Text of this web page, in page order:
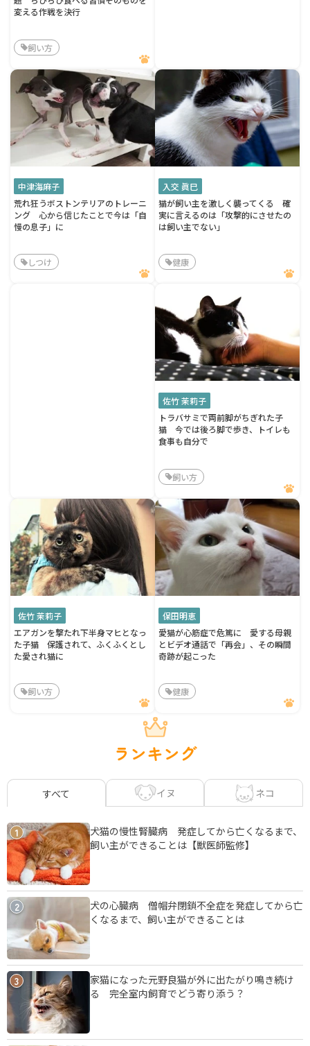
変える作戦を決行
飼い方
中津海麻子
荒れ狂うボストンテリアのトレーニ
ング 心から信じたことで今は「自
慢の息子」に
しつけ
入交 眞巳
猫が飼い主を激しく襲ってくる 確
実に言えるのは「攻撃的にさせたの
は飼い主でない」
健康
佐竹 茉莉子
トラバサミで両前脚がちぎれた子
猫 今では後ろ脚で歩き、トイレも
食事も自分で
飼い方
佐竹 茉莉子
エアガンを撃たれ下半身マヒとなっ
た子猫 保護されて、ふくふくとし
た愛され猫に
飼い方
保田明恵
愛猫が心筋症で危篤に 愛する母親
とビデオ通話で「再会」、その瞬間
奇跡が起こった
健康
ランキング
すべて イヌ ネコ
1
犬猫の慢性腎臓病 発症してから亡くなるまで、
飼い主ができることは【獣医師監修】
2
犬の心臓病 僧帽弁閉鎖不全症を発症してから亡
くなるまで、飼い主ができることは
3
家猫になった元野良猫が外に出たがり鳴き続け
る 完全室内飼育でどう寄り添う？